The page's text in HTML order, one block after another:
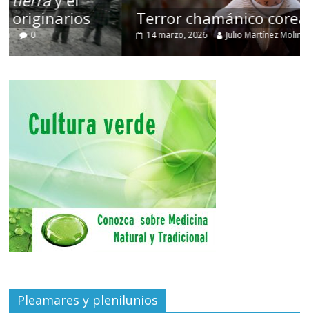
Terror chamánico coreano
14 marzo, 2026 Julio Martínez Molina 0
Pleamares y plenilunios